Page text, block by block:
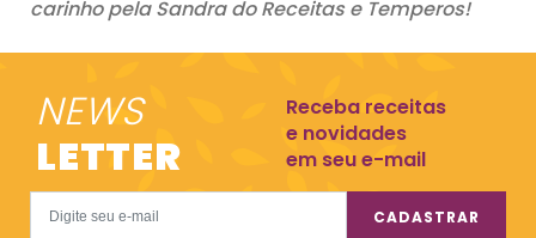
carinho pela Sandra do Receitas e Temperos!
NEWS
LETTER
Receba receitas
e novidades
em seu e-mail
CADASTRAR